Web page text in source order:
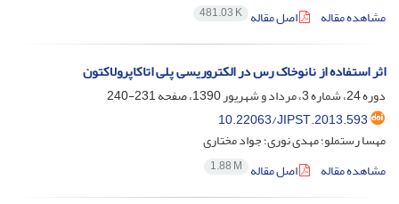
مشاهده مقاله
اصل مقاله 481.03 K
اثر استفاده از نانوخاک رس در الکتروریسی پلی اتاکاپرولاکتون
دوره 24، شماره 3، مرداد و شهریور 1390، صفحه
231-240
10.22063/JIPST.2013.593
مهسا رستملو؛ مهدی نوری؛ جواد مختاری
مشاهده مقاله
اصل مقاله 1.88 M